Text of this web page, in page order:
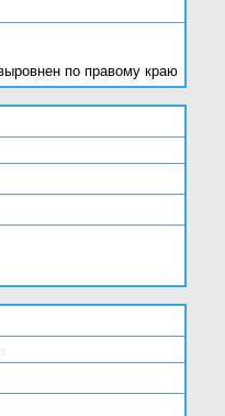
по правому краю